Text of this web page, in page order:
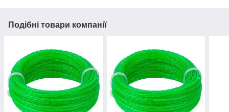
Подібні товари компанії